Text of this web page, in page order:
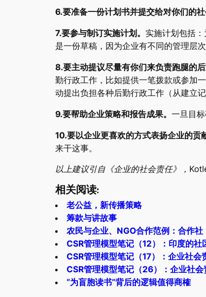
6.要准备一份计划书并提交给对你们的社
7.要参与制订实施计划。 实施计划包括
是一份草稿，因为企业有不同的管理层
8.要主动提议尽量有你们来负责跑腿的后
勤行政工作，比如提供一笔拨款或参加
动提出负担各种后勤行政工作（从建立
9.要帮助企业策略和报告成果。 一旦目
10.要以企业更喜欢的方式表扬企业的贡
来干这事。
以上建议引自《企业的社会责任》，
相关阅读:
老公益，新传播策略
筹款与讲故事
农民与企业、NGO合作范例：合作社
CSR管理模型笔记（12）：印度的社
CSR管理模型笔记（17）：企业社会
CSR管理模型笔记（26）：企业社
“为盲胞读书”背后的逻辑值得商榷